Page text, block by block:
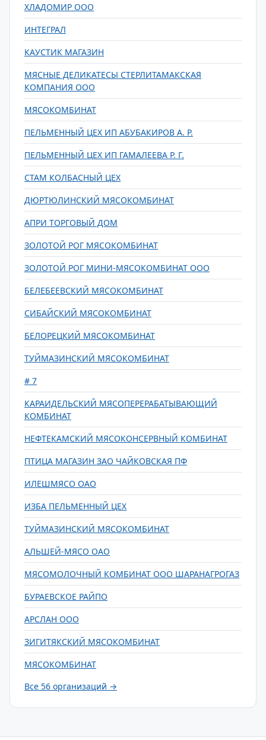
ХЛАДОМИР ООО
ИНТЕГРАЛ
КАУСТИК МАГАЗИН
МЯСНЫЕ ДЕЛИКАТЕСЫ СТЕРЛИТАМАКСКАЯ
КОМПАНИЯ ООО
МЯСОКОМБИНАТ
ПЕЛЬМЕННЫЙ ЦЕХ ИП АБУБАКИРОВ А. Р.
ПЕЛЬМЕННЫЙ ЦЕХ ИП ГАМАЛЕЕВА Р. Г.
СТАМ КОЛБАСНЫЙ ЦЕХ
ДЮРТЮЛИНСКИЙ МЯСОКОМБИНАТ
АПРИ ТОРГОВЫЙ ДОМ
ЗОЛОТОЙ РОГ МЯСОКОМБИНАТ
ЗОЛОТОЙ РОГ МИНИ-МЯСОКОМБИНАТ ООО
БЕЛЕБЕЕВСКИЙ МЯСОКОМБИНАТ
СИБАЙСКИЙ МЯСОКОМБИНАТ
БЕЛОРЕЦКИЙ МЯСОКОМБИНАТ
ТУЙМАЗИНСКИЙ МЯСОКОМБИНАТ
# 7
КАРАИДЕЛЬСКИЙ МЯСОПЕРЕРАБАТЫВАЮЩИЙ
КОМБИНАТ
НЕФТЕКАМСКИЙ МЯСОКОНСЕРВНЫЙ КОМБИНАТ
ПТИЦА МАГАЗИН ЗАО ЧАЙКОВСКАЯ ПФ
ИЛЕШМЯСО ОАО
ИЗБА ПЕЛЬМЕННЫЙ ЦЕХ
ТУЙМАЗИНСКИЙ МЯСОКОМБИНАТ
АЛЬШЕЙ-МЯСО ОАО
МЯСОМОЛОЧНЫЙ КОМБИНАТ ООО ШАРАНАГРОГАЗ
БУРАЕВСКОЕ РАЙПО
АРСЛАН ООО
ЗИГИТЯКСКИЙ МЯСОКОМБИНАТ
МЯСОКОМБИНАТ
Все 56 организаций →